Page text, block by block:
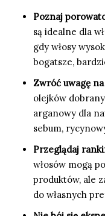
Poznaj
są idealne dla
gdy włosy
bogatsze,
Zwróć uwagę
olejków
arganowy dla
sebum,
Przeglądaj
włosów mogą
produktów, ale
do własnych